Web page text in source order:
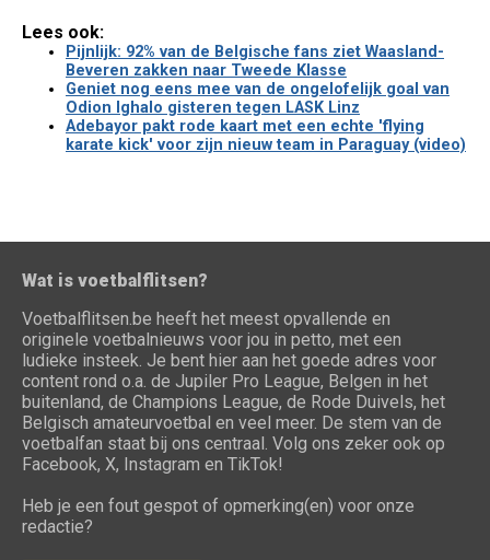
Lees ook:
Pijnlijk: 92% van de Belgische fans ziet Waasland-
Beveren zakken naar Tweede Klasse
Geniet nog eens mee van de ongelofelijk goal van
Odion Ighalo gisteren tegen LASK Linz
Adebayor pakt rode kaart met een echte 'flying
karate kick' voor zijn nieuw team in Paraguay (video)
Wat is voetbalflitsen?
Voetbalflitsen.be heeft het meest opvallende en
originele voetbalnieuws voor jou in petto, met een
ludieke insteek. Je bent hier aan het goede adres voor
content rond o.a. de Jupiler Pro League, Belgen in het
buitenland, de Champions League, de Rode Duivels, het
Belgisch amateurvoetbal en veel meer. De stem van de
voetbalfan staat bij ons centraal. Volg ons zeker ook op
Facebook, X, Instagram en TikTok!
Heb je een fout gespot of opmerking(en) voor onze
redactie?